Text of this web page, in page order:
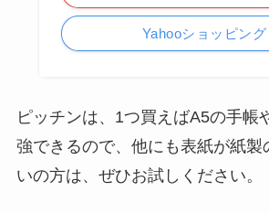
Yahooショッピング
ピッチンは、1つ買えばA5の手帳
強できるので、他にも表紙が紙製
いの方は、ぜひお試しください。